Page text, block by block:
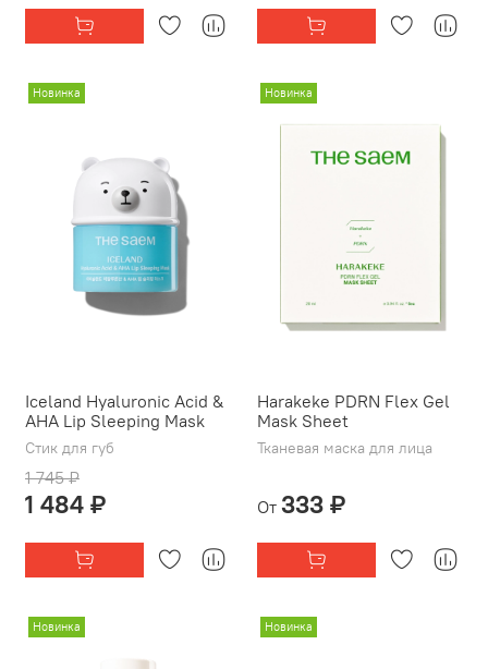
Новинка
Iceland Hyaluronic Acid &
AHA Lip Sleeping Mask
Стик для губ
1 745 ₽
1 484 ₽
Новинка
Harakeke PDRN Flex Gel
Mask Sheet
Тканевая маска для лица
От 333 ₽
Новинка Новинка